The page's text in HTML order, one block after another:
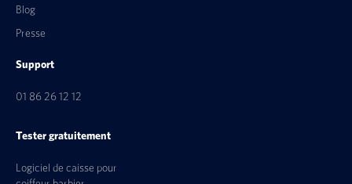
Blog
Presse
Support
01 86 26 12 12
Tester gratuitement
Logiciel de caisse pour